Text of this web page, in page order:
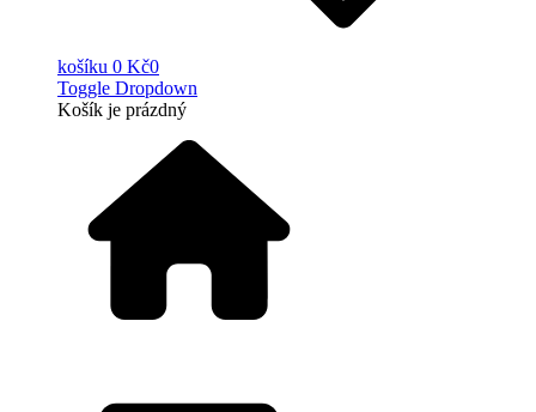
košíku 0 Kč0
Toggle Dropdown
Košík je prázdný